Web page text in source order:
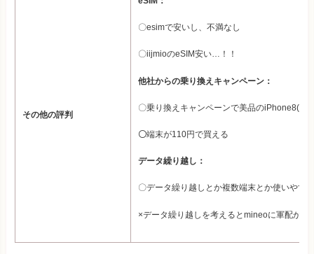
その他の評判
〇esimで安いし、不満なし
〇iijmioのeSIM安い…！！
他社からの乗り換えキャンペーン：
〇乗り換えキャンペーンで美品の
〇端末が110円で買える
データ繰り越し：
〇データ繰り越しとか複数端末とか使いやす
×データ繰り越しを考えるとmineoに軍配かな